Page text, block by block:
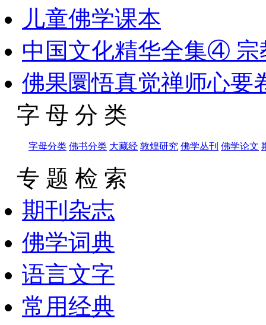
儿童佛学课本
中国文化精华全集④ 宗
佛果圜悟真觉禅师心要
字 母 分 类
字母分类 佛书分类 大藏经 敦煌研究 佛学丛刊 佛学论文
专 题 检 索
期刊杂志
佛学词典
语言文字
常用经典